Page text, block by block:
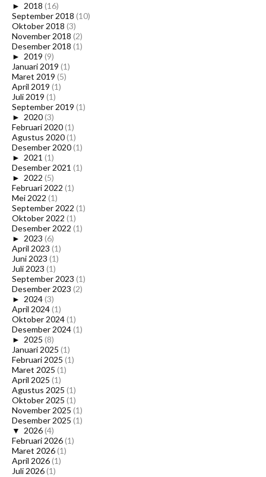
► 2018 (16)
September 2018 (10)
Oktober 2018 (3)
November 2018 (2)
Desember 2018 (1)
► 2019 (9)
Januari 2019 (1)
Maret 2019 (5)
April 2019 (1)
Juli 2019 (1)
September 2019 (1)
► 2020(3)
Februari 2020(1)
Agustus 2020(1)
Desember 2020(1)
► 2021 (1)
Desember 2021 (1)
► 2022 (5)
Februari 2022 (1)
Mei 2022 (1)
September 2022 (1)
Oktober 2022 (1)
Desember 2022 (1)
► 2023 (6)
April 2023 (1)
Juni 2023 (1)
Juli 2023 (1)
September 2023 (1)
Desember 2023 (2)
► 2024(3)
April 2024(1)
Oktober 2024(1)
Desember 2024(1)
► 2025 (8)
Januari 2025 (1)
Februari 2025 (1)
Maret 2025 (1)
April 2025 (1)
Agustus 2025 (1)
Oktober 2025 (1)
November 2025 (1)
Desember 2025 (1)
▼ 2026(4)
Februari 2026(1)
Maret 2026(1)
April 2026(1)
Juli 2026(1)